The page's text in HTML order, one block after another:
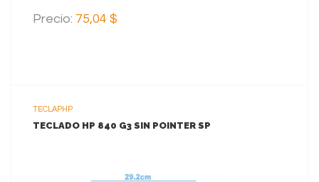
Precio: 75,04 $
TECLAPHP
TECLADO HP 840 G3 SIN POINTER SP
VER MAS